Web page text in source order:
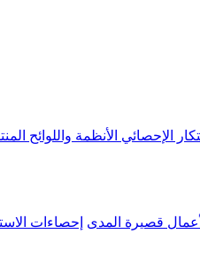
الإحصائي الأنظمة واللوائح
قصيرة المدى إحصاءات